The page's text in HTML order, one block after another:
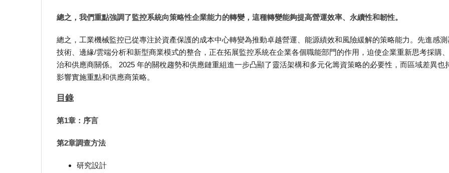
總之，我們重點強調了監控系統向策略性企業能力的轉變，這種轉變能夠提高營運效率、永續性和韌性。
總之，工業機械監控已從專注於資產保護的成本中心轉變為推動卓越營運、能源績效和風險緩解的策略能力。先進感測
技術、邊緣/雲端分析和新型商業模式的整合，正在拓展監控系統在企業各個職能部門的作用，迫使企業重新思考採購
治和供應商關係。 2025 年的關稅趨勢和供應鏈重組進一步凸顯了靈活架構和多元化籌資策略的必要性，而區域差異也
影響實施重點和供應商策略。
目錄
第1章：序言
第2章調查方法
研究設計